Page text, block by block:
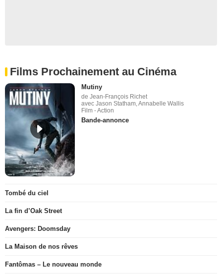
Films Prochainement au Cinéma
Mutiny
de Jean-François Richet
avec Jason Statham, Annabelle Wallis
Film - Action
Bande-annonce
Tombé du ciel
La fin d’Oak Street
Avengers: Doomsday
La Maison de nos rêves
Fantômas – Le nouveau monde